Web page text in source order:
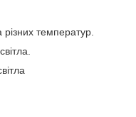
температур.